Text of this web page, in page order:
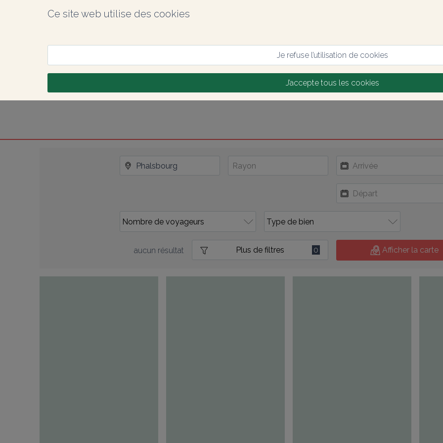
Ce site web utilise des cookies
Je refuse l’utilisation de cookies
J’accepte tous les cookies
aucun résultat Plus de filtres 0 Afficher la carte